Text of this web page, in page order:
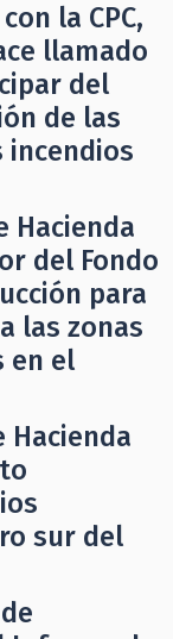
la CPC,
llamado
del
de las
incendios
Hacienda
del Fondo
para
las zonas
en el
Hacienda
sur del